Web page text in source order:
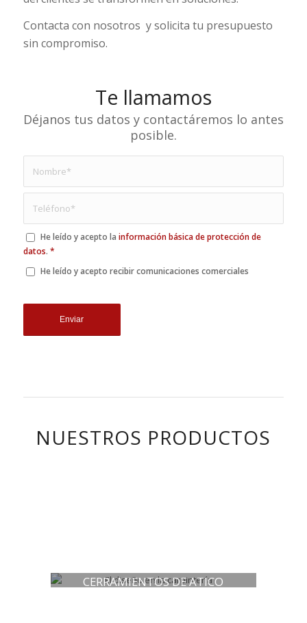
Contacta con nosotros y solicita tu presupuesto
sin compromiso.
Te llamamos
Déjanos tus datos y contactáremos lo antes
posible.
He leído y acepto la información básica de protección de
datos. *
He leído y acepto recibir comunicaciones comerciales
NUESTROS PRODUCTOS
CERRAMIENTOS DE ATICO